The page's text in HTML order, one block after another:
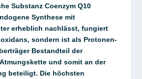
Substanz Coenzym Q10
Synthese mit
erheblich nachlässt, fungiert
sondern ist als Protonen-
Bestandteil der
und somit an der
beteiligt. Die höchsten